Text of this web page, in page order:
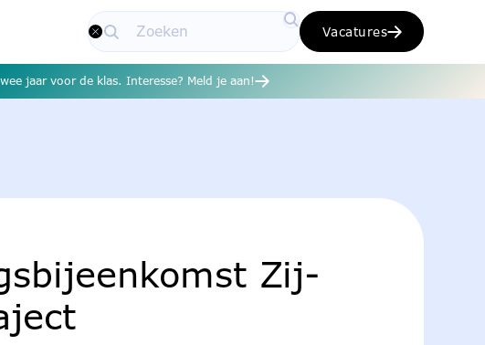
Vacatures
jaar voor de klas. Interesse? Meld je aan!
Zij-